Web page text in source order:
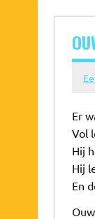
Er
Vol
Hij
Hij
En